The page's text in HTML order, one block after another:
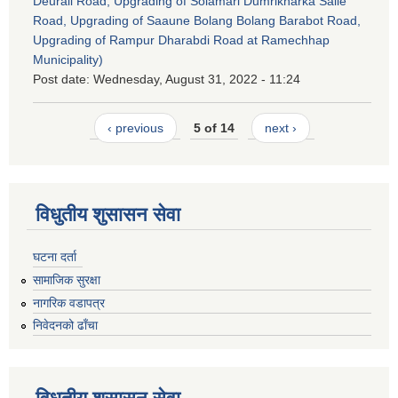
Road, Upgrading of Saaune Bolang Bolang Barabot Road,
Upgrading of Rampur Dharabdi Road at Ramechhap
Municipality)
Post date: Wednesday, August 31, 2022 - 11:24
‹ previous 5 of 14 next ›
विधुतीय शुसासन सेवा
घटना दर्ता
सामाजिक सुरक्षा
नागरिक वडापत्र
निवेदनको ढाँचा